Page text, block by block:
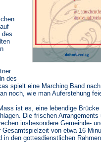
des
des
spielt eine Marching Band
noch, wie man Auferstehung
ist es, eine lebendige Brücke
Die frischen Arrangements
insbesondere Gemeinde-
von etwa 16
in den gottesdienstlichen Rahmen